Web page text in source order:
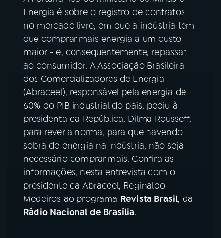
06VIDEOCASTS
ÚLTIMAS
08FESTIVAL DE MÚSICA
ACOMPANHE A RÁDIO NACIONAL
YouTube Facebook
Instagram X
Energia é sobre o registro de contratos
no mercado livre, em que a indústria tem
que comprar mais energia a um custo
maior - e, consequentemente, repassar
ao consumidor. A Associação Brasileira
dos Comercializadores de Energia
(Abraceel), responsável pela energia de
60% do PIB industrial do país, pediu à
presidenta da República, Dilma Rousseff,
para rever a norma, para que havendo
sobra de energia na indústria, não seja
necessário comprar mais. Confira as
informações, nesta entrevista com o
presidente da Abraceel, Reginaldo
Medeiros ao programa Revista Brasil, da
Rádio Nacional de Brasília.